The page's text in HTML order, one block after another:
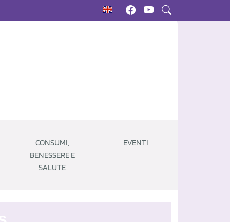
CONSUMI,
BENESSERE E
SALUTE
EVENTI